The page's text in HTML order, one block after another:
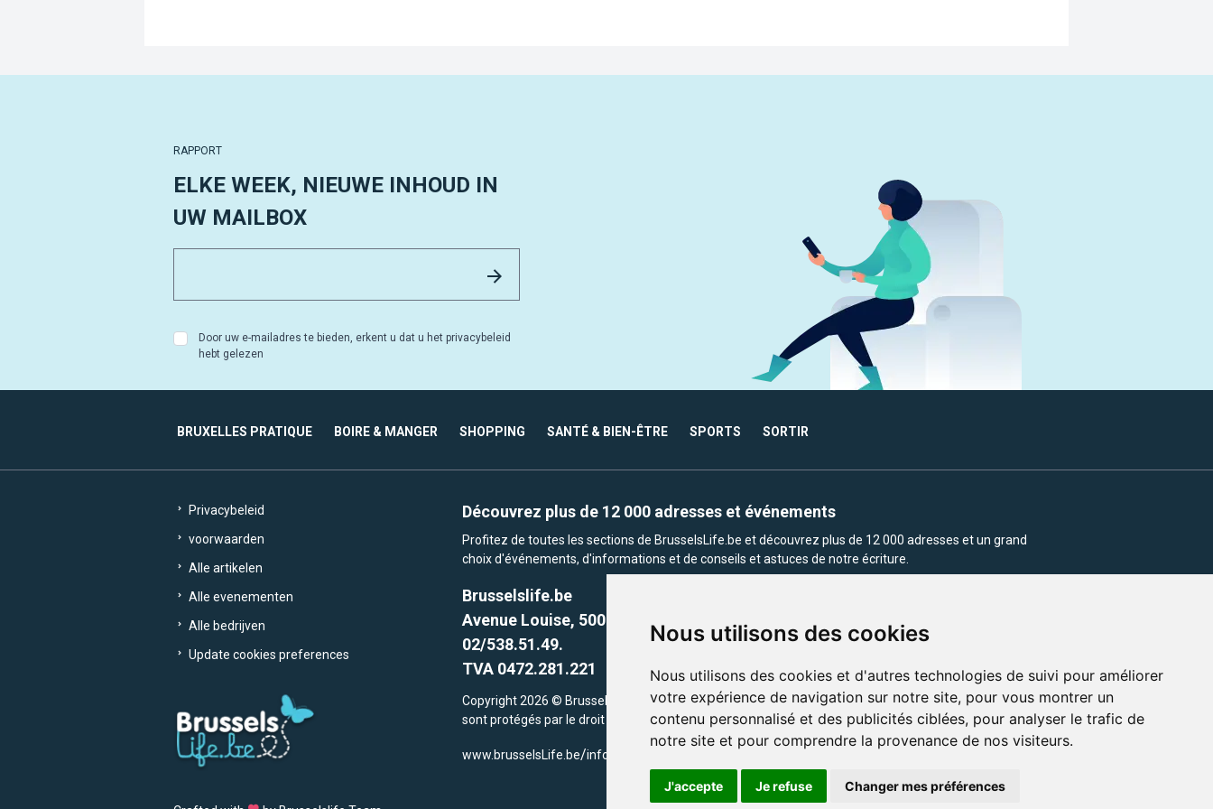
Nous utilisons des cookies
Nous utilisons des cookies et d'autres technologies de suivi pour améliorer
votre expérience de navigation sur notre site, pour vous montrer un
contenu personnalisé et des publicités ciblées, pour analyser le trafic de
notre site et pour comprendre la provenance de nos visiteurs.
J'accepte Je refuse Changer mes préférences
RAPPORT
ELKE WEEK, NIEUWE INHOUD IN
UW MAILBOX
Door uw e-mailadres te bieden, erkent u dat u het privacybeleid
hebt gelezen
BRUXELLES PRATIQUE BOIRE & MANGER SHOPPING SANTÉ & BIEN-ÊTRE SPORTS SORTIR
Privacybeleid
voorwaarden
Alle artikelen
Alle evenementen
Alle bedrijven
Update cookies preferences
Découvrez plus de 12 000 adresses et événements
Profitez de toutes les sections de BrusselsLife.be et découvrez plus de 12 000 adresses et un grand
choix d'événements, d'informations et de conseils et astuces de notre écriture.
Brusselslife.be
Avenue Louise, 500 -1050 Ixelles, Brussels,
02/538.51.49.
TVA 0472.281.221
Copyright 2026 © Brusselslife.be Tous droits réservés. Le contenu et les images utilisés sur ce site
sont protégés par le droit d'auteur. la propriétaires respectifs.
www.brusselsLife.be/info@brusselslife.be